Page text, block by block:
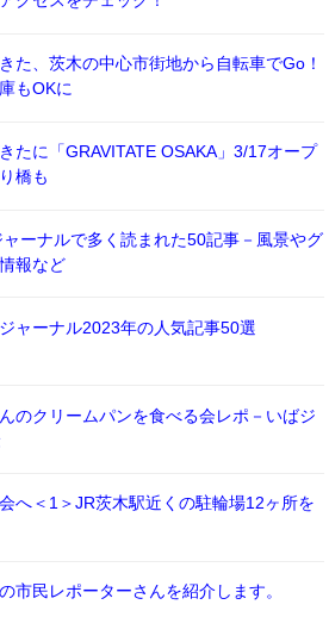
た、茨木の中心市街地から自転車でGo！
もOKに
たに「GRAVITATE OSAKA」3/17オープ
橋も
ーナルで多く読まれた50記事－風景やグ
報など
ャーナル2023年の人気記事50選
のクリームパンを食べる会レポ－いばジ
へ＜1＞JR茨木駅近くの駐輪場12ヶ所を
市民レポーターさんを紹介します。